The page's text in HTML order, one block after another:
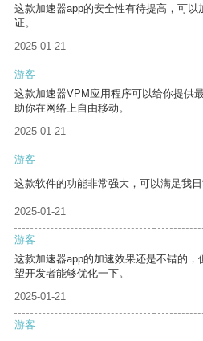
这款加速器app的安全性有待提高，可
证。
2025-01-21
游客
这款加速器VPM应用程序可以给你提供
助你在网络上自由移动。
2025-01-21
游客
这款软件的功能非常强大，可以满足我日
2025-01-21
游客
这款加速器app的加速效果还是不错的
望开发者能够优化一下。
2025-01-21
游客